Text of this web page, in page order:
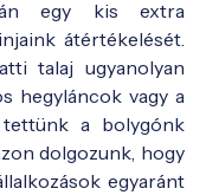
egy kis extra
átértékelését.
talaj ugyanolyan
hegyláncok vagy a
a bolygónk
dolgozunk, hogy
egyaránt